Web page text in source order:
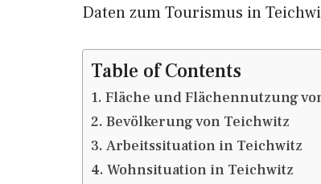
Daten zum Tourismus in
Table of Contents
Fläche und Flächennutzung
Bevölkerung von Teichwitz
Arbeitssituation in Teichwitz
Wohnsituation in Teichwitz